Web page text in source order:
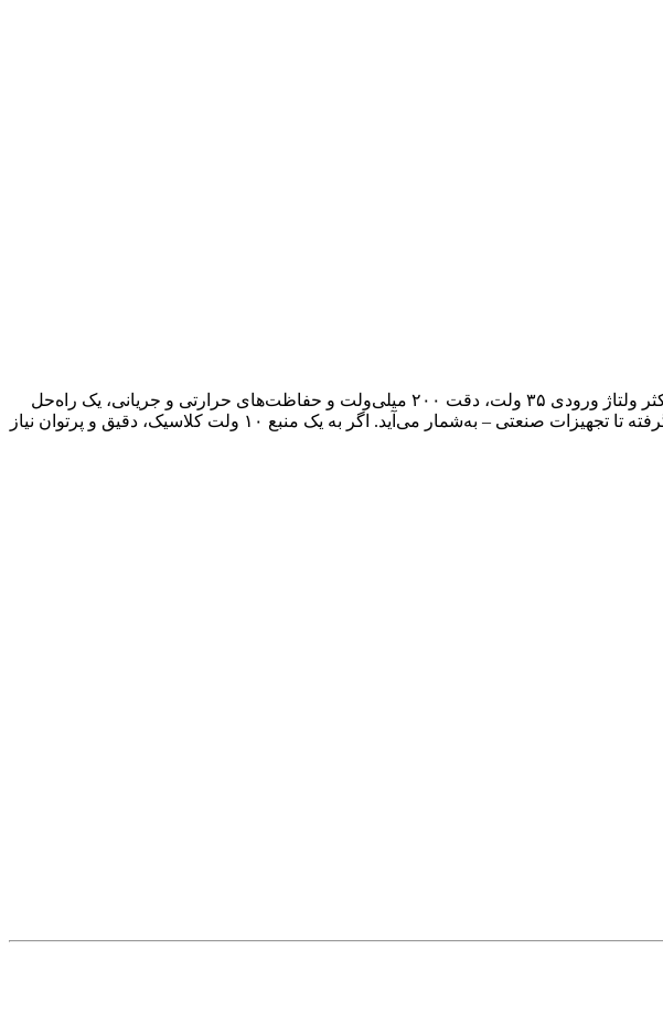
L7810CV یک رگولاتور ولتاژ خطی ۱۰ ولت / ۱.۵ آمپر از STMicroelectronics در پکیج TO-220 است. این آیسی با حداکثر ولتاژ ورودی ۳۵ ولت، دقت ۲۰۰ میلی‌ولت و حفاظت‌های حرارتی و جریانی، یک راه‌حل
قدرتمند، ساده و قابل اعتماد برای ایجاد یک ریل ۱۰ ولت پایدار در پروژه‌های الکترونیکی متنوع – از مدارهای آنالوگ گرفته تا تجهیزات صنعتی – به‌شمار می‌آید. اگر به یک منبع ۱۰ ولت کلاسیک، دقیق و پرتوان نیاز